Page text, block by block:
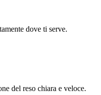
dove ti serve.
del reso chiara e veloce.